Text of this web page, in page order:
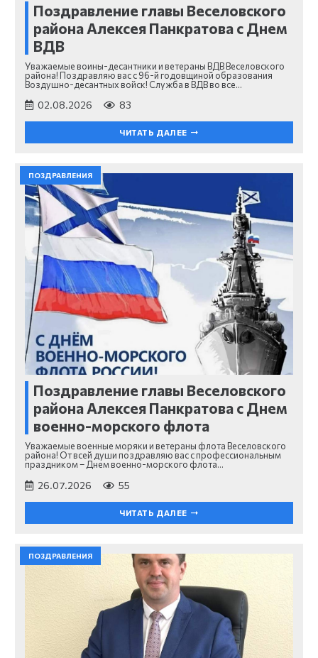
Поздравление главы Веселовского
района Алексея Панкратова с Днем
ВДВ
Уважаемые воины-десантники и ветераны ВДВ Веселовского
района! Поздравляю вас с 96-й годовщиной образования
Воздушно-десантных войск! Служба в ВДВ во все…
02.08.2026 83
ЧИТАТЬ ДАЛЕЕ
ПОЗДРАВЛЕНИЯ
Поздравление главы Веселовского
района Алексея Панкратова с Днем
военно-морского флота
Уважаемые военные моряки и ветераны флота Веселовского
района! От всей души поздравляю вас с профессиональным
праздником – Днем военно-морского флота…
26.07.2026 55
ЧИТАТЬ ДАЛЕЕ
ПОЗДРАВЛЕНИЯ